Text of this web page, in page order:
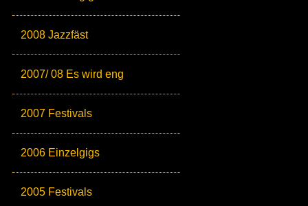
2008 Jazzfäst
2007/ 08 Es wird eng
2007 Festivals
2006 Einzelgigs
2005 Festivals